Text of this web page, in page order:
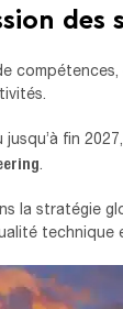
fin
la stratégie
technique